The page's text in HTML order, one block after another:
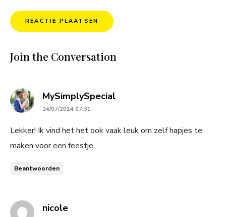
Join the Conversation
MySimplySpecialsays:
24/07/2014 07:31
Lekker! Ik vind het het ook vaak leuk om zelf hapjes te
maken voor een feestje.
Beantwoorden
nicolesays: